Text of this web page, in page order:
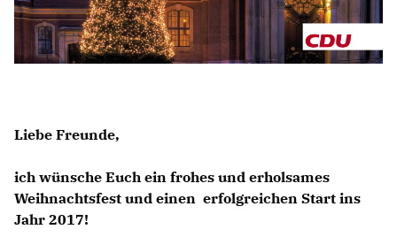
Liebe Freunde,
ich wünsche Euch ein frohes und erholsames
Weihnachtsfest und einen erfolgreichen Start ins
Jahr 2017!